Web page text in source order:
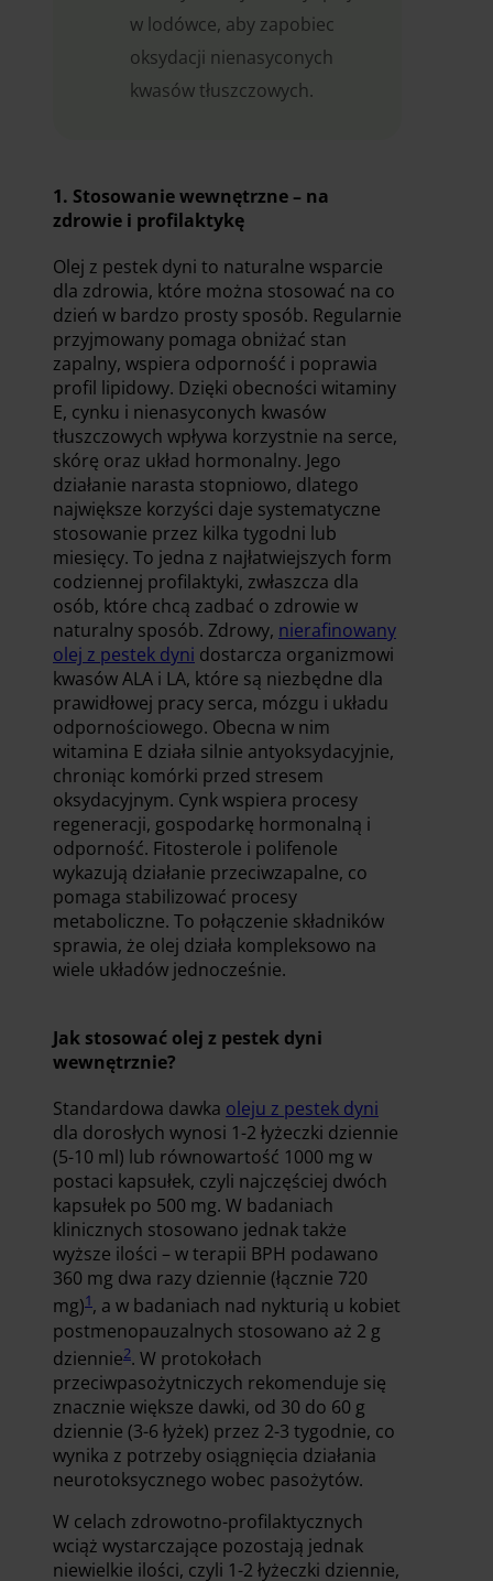
w lodówce, aby zapobiec
oksydacji nienasyconych
kwasów tłuszczowych.
1. Stosowanie wewnętrzne – na
zdrowie i profilaktykę
Olej z pestek dyni to naturalne wsparcie
dla zdrowia, które można stosować na co
dzień w bardzo prosty sposób. Regularnie
przyjmowany pomaga obniżać stan
zapalny, wspiera odporność i poprawia
profil lipidowy. Dzięki obecności witaminy
E, cynku i nienasyconych kwasów
tłuszczowych wpływa korzystnie na serce,
skórę oraz układ hormonalny. Jego
działanie narasta stopniowo, dlatego
największe korzyści daje systematyczne
stosowanie przez kilka tygodni lub
miesięcy. To jedna z najłatwiejszych form
codziennej profilaktyki, zwłaszcza dla
osób, które chcą zadbać o zdrowie w
naturalny sposób. Zdrowy, nierafinowany
olej z pestek dyni dostarcza organizmowi
kwasów ALA i LA, które są niezbędne dla
prawidłowej pracy serca, mózgu i układu
odpornościowego. Obecna w nim
witamina E działa silnie antyoksydacyjnie,
chroniąc komórki przed stresem
oksydacyjnym. Cynk wspiera procesy
regeneracji, gospodarkę hormonalną i
odporność. Fitosterole i polifenole
wykazują działanie przeciwzapalne, co
pomaga stabilizować procesy
metaboliczne. To połączenie składników
sprawia, że olej działa kompleksowo na
wiele układów jednocześnie.
Jak stosować olej z pestek dyni
wewnętrznie?
Standardowa dawka oleju z pestek dyni
dla dorosłych wynosi 1-2 łyżeczki dziennie
(5-10 ml) lub równowartość 1000 mg w
postaci kapsułek, czyli najczęściej dwóch
kapsułek po 500 mg. W badaniach
klinicznych stosowano jednak także
wyższe ilości – w terapii BPH podawano
360 mg dwa razy dziennie (łącznie 720
mg)1, a w badaniach nad nykturią u kobiet
postmenopauzalnych stosowano aż 2 g
dziennie2. W protokołach
przeciwpasożytniczych rekomenduje się
znacznie większe dawki, od 30 do 60 g
dziennie (3-6 łyżek) przez 2-3 tygodnie, co
wynika z potrzeby osiągnięcia działania
neurotoksycznego wobec pasożytów.
W celach zdrowotno-profilaktycznych
wciąż wystarczające pozostają jednak
niewielkie ilości, czyli 1-2 łyżeczki dziennie,